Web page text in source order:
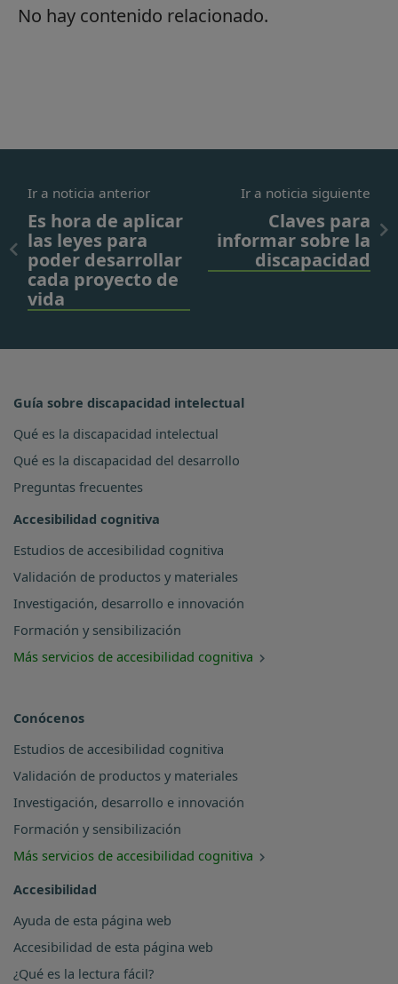
No hay contenido relacionado.
Ir a noticia anterior
Es hora de aplicar
las leyes para
poder desarrollar
cada proyecto de
vida
Ir a noticia siguiente
Claves para
informar sobre la
discapacidad
Guía sobre discapacidad intelectual
Qué es la discapacidad intelectual
Qué es la discapacidad del desarrollo
Preguntas frecuentes
Accesibilidad cognitiva
Estudios de accesibilidad cognitiva
Validación de productos y materiales
Investigación, desarrollo e innovación
Formación y sensibilización
Más servicios de accesibilidad cognitiva
Conócenos
Estudios de accesibilidad cognitiva
Validación de productos y materiales
Investigación, desarrollo e innovación
Formación y sensibilización
Más servicios de accesibilidad cognitiva
Accesibilidad
Ayuda de esta página web
Accesibilidad de esta página web
¿Qué es la lectura fácil?